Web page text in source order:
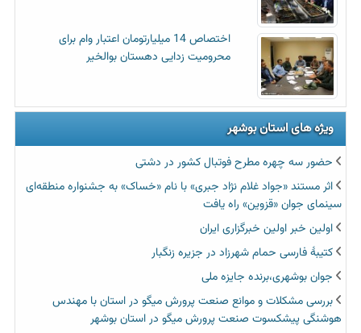
اختصاص 14 میلیارتومان اعتبار وام برای
محرومیت زدایی دهستان بوالخیر
ویژه های استان بوشهر
حضور سه چهره مطرح فوتبال کشور در دشتی
اثر مستند «جواد غلام نژاد جبری» با نام «خساک» به جشنواره منطقه‌ای
سینمای جوان «قزوین» راه یافت
اولین خبر اولین خبرگزاری ایران‏
کتیبۀ فارسی حمام شهرزاد در جزیره زنگبار
جوان بوشهری،برنده جایزه ملی
بررسی مشکلات و موانع صنعت پرورش میگو در استان با مهندس
هوشنگی پیشکسوت صنعت پرورش میگو در استان بوشهر